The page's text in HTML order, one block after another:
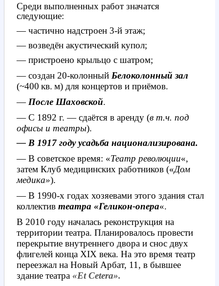
Среди выполненных работ значатся
следующие:
— частично надстроен 3-й этаж;
— возведён акустический купол;
— пристроено крыльцо с шатром;
— создан 20-колонный Белоколонный зал
(~400 кв. м) для концертов и приёмов.
— После Шаховской.
— С 1892 г. — сдаётся в аренду (в т.ч. под
офисы и театры).
— В 1917 году усадьба национализирована.
— В советское время: «Театр революции«,
затем Клуб медицинских работников («Дом
медика»).
— В 1990-х годах хозяевами этого здания стал
коллектив театра «Геликон-опера«.
В 2010 году началась реконструкция на
территории театра. Планировалось провести
перекрытие внутреннего двора и снос двух
флигелей конца XIX века. На это время театр
переезжал на Новый Арбат, 11, в бывшее
здание театра «Et Cetera».